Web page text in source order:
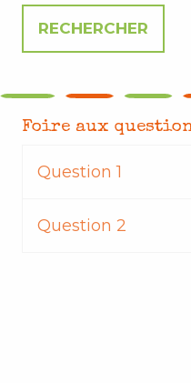
Foire aux
Question 1
Question 2